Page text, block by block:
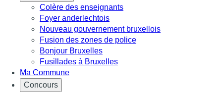
Colère des enseignants
Foyer anderlechtois
Nouveau gouvernement bruxellois
Fusion des zones de police
Bonjour Bruxelles
Fusillades à Bruxelles
Ma Commune
Concours